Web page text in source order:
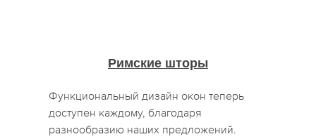
Римские шторы
Функциональный дизайн окон теперь
доступен каждому, благодаря
разнообразию наших предложений.